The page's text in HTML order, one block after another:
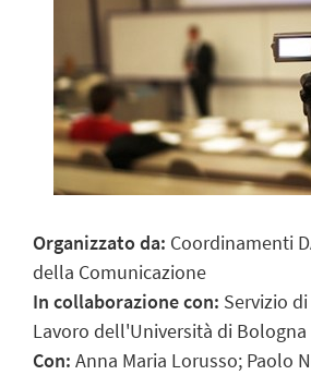
Organizzato da: Coordinamenti
della Comunicazione
In collaborazione con: Servizio
Lavoro dell'Università di Bologna
Con: Anna Maria Lorusso; Paolo